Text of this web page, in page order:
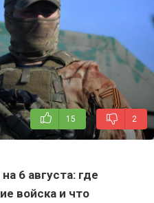
15 2
6 августа: где
войска и что